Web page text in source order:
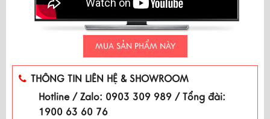
MUA SẢN PHẨM NÀY
THÔNG TIN LIÊN HỆ & SHOWROOM
Hotline / Zalo: 0903 309 989 / Tổng đài:
1900 63 60 76